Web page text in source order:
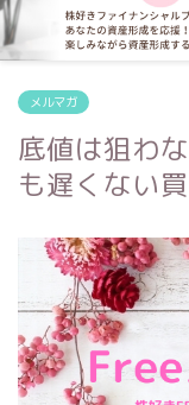
メルマガ
底値は狙わ
も遅くない